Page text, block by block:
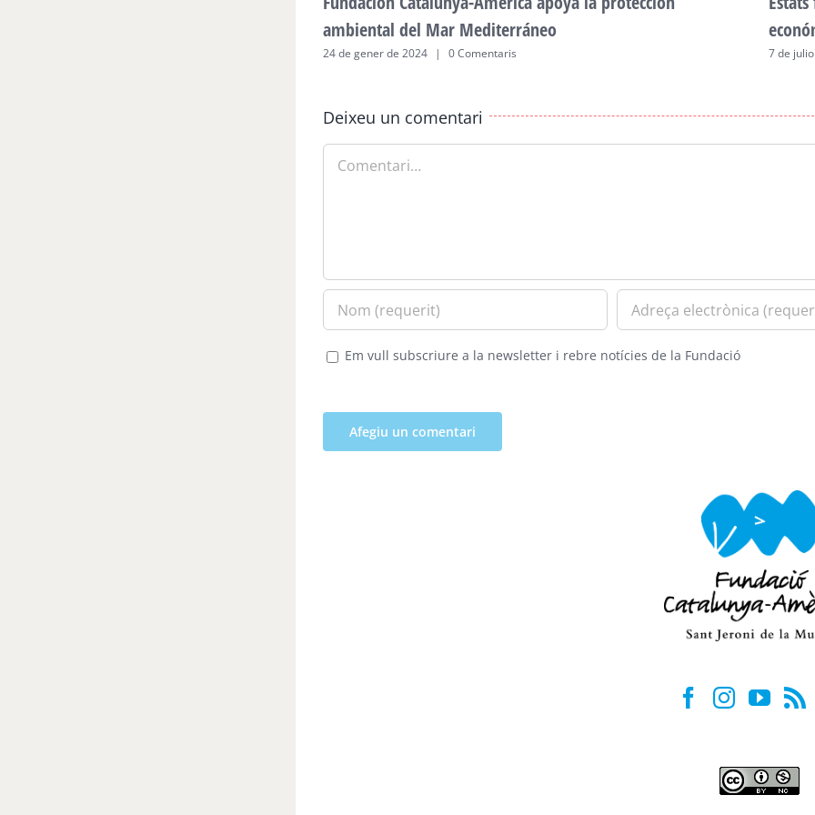
ambiental del Mar Mediterráneo
24 de gener de 2024 | 0 Comentaris 7 de
Deixeu un comentari
Em vull subscriure a la newsletter i rebre notícies de la Fundació